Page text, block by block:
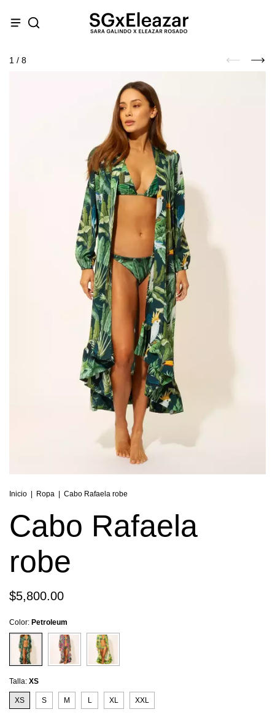
1 / 8
Inicio | Ropa | Cabo Rafaela robe
Cabo Rafaela
robe
$5,800.00
Color: Petroleum
Talla: XS
XS S M L XL XXL